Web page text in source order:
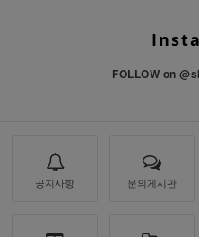
FOLLOW on
공지사항 문의게시판